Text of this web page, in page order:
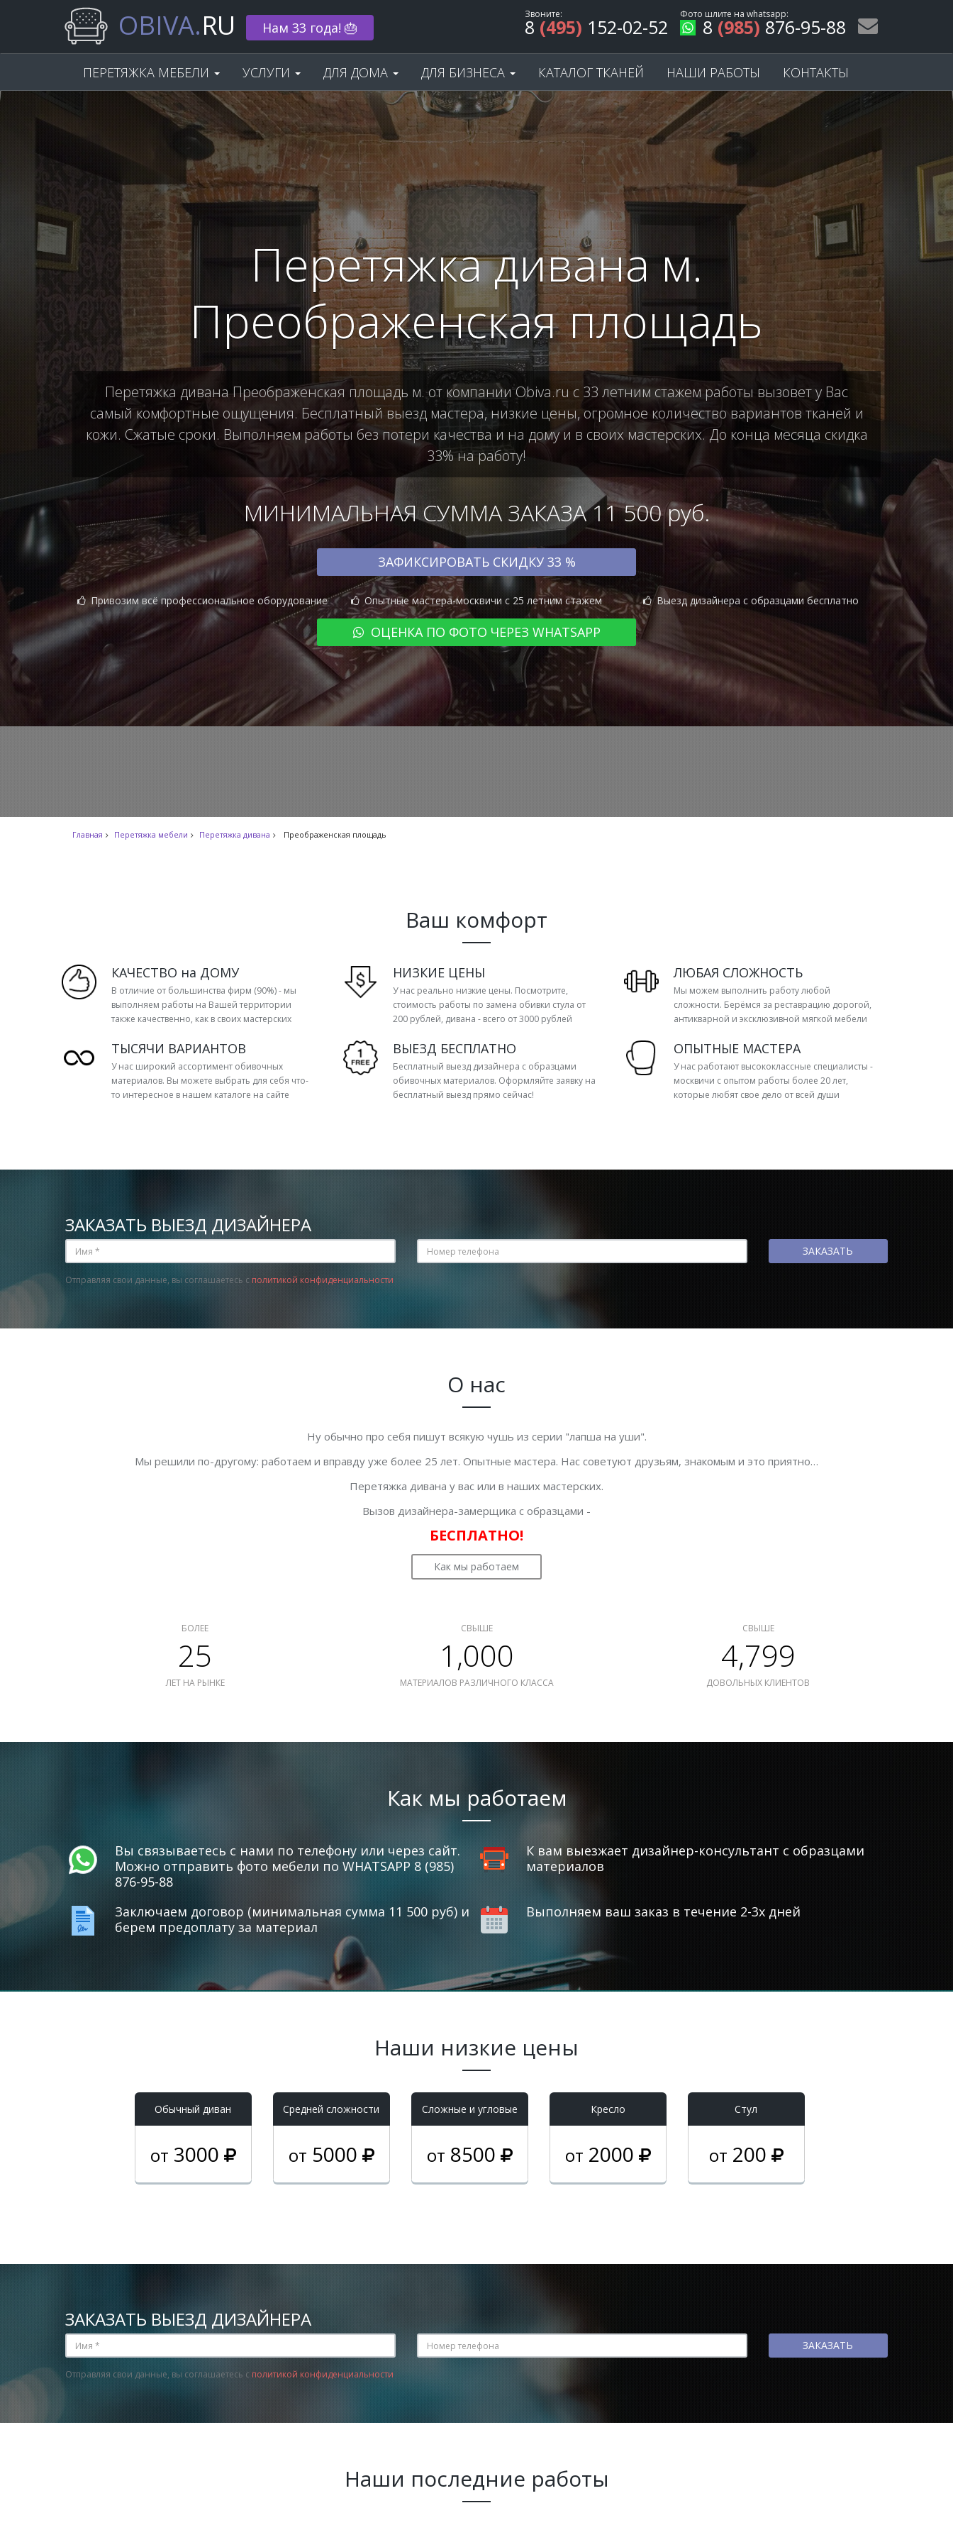
OBIVA.RU 🌟 Скидка 33% 🌟
Звоните:
8 (495) 152-02-52
Фото шлите на whatsapp:
8 (985) 876-95-88
ПЕРЕТЯЖКА МЕБЕЛИ УСЛУГИ ДЛЯ ДОМА ДЛЯ БИЗНЕСА КАТАЛОГ ТКАНЕЙ НАШИ РАБОТЫ КОНТАКТЫ
Перетяжка дивана м.
Преображенская площадь
Перетяжка дивана Преображенская площадь м. от компании Obiva.ru с 33 летним стажем работы вызовет у Вас
самый комфортные ощущения. Бесплатный выезд мастера, низкие цены, огромное количество вариантов тканей и
кожи. Сжатые сроки. Выполняем работы без потери качества и на дому и в своих мастерских. До конца месяца скидка
33% на работу!
МИНИМАЛЬНАЯ СУММА ЗАКАЗА 11 500 руб.
ЗАФИКСИРОВАТЬ СКИДКУ 33 %
Привозим всё профессиональное оборудование Опытные мастера-москвичи с 25 летним стажем Выезд дизайнера с образцами бесплатно
ОЦЕНКА ПО ФОТО ЧЕРЕЗ WHATSAPP
Главная Перетяжка мебели Перетяжка дивана Преображенская площадь
Ваш комфорт
КАЧЕСТВО на ДОМУ
В отличие от большинства фирм (90%) - мы
выполняем работы на Вашей территории
также качественно, как в своих мастерских
НИЗКИЕ ЦЕНЫ
У нас реально низкие цены. Посмотрите,
стоимость работы по замена обивки стула от
200 рублей, дивана - всего от 3000 рублей
ЛЮБАЯ СЛОЖНОСТЬ
Мы можем выполнить работу любой
сложности. Берёмся за реставрацию дорогой,
антикварной и эксклюзивной мягкой мебели
ТЫСЯЧИ ВАРИАНТОВ
У нас широкий ассортимент обивочных
материалов. Вы можете выбрать для себя что-
то интересное в нашем каталоге на сайте
ВЫЕЗД БЕСПЛАТНО
Бесплатный выезд дизайнера с образцами
обивочных материалов. Оформляйте заявку на
бесплатный выезд прямо сейчас!
ОПЫТНЫЕ МАСТЕРА
У нас работают высококлассные специалисты -
москвичи с опытом работы более 20 лет,
которые любят свое дело от всей души
ЗАКАЗАТЬ ВЫЕЗД ДИЗАЙНЕРА
Отправляя свои данные, вы соглашаетесь с политикой конфиденциальности
О нас
Ну обычно про себя пишут всякую чушь из серии "лапша на уши".
Мы решили по-другому: работаем и вправду уже более 25 лет. Опытные мастера. Нас советуют друзьям, знакомым и это приятно…
Перетяжка дивана у вас или в наших мастерских.
Вызов дизайнера-замерщика с образцами -
БЕСПЛАТНО!
Как мы работаем
БОЛЕЕ
25
ЛЕТ НА РЫНКЕ
СВЫШЕ
1,000
МАТЕРИАЛОВ РАЗЛИЧНОГО КЛАССА
СВЫШЕ
4,799
ДОВОЛЬНЫХ КЛИЕНТОВ
Как мы работаем
Вы связываетесь с нами по телефону или через сайт.
Можно отправить фото мебели по WHATSAPP 8 (985)
876-95-88
К вам выезжает дизайнер-консультант с образцами
материалов
Заключаем договор (минимальная сумма 11 500 руб) и
берем предоплату за материал
Выполняем ваш заказ в течение 2-3х дней
Наши низкие цены
Обычный диван
от 3000
Средней сложности
от 5000
Cложные и угловые
от 8500
Кресло
от 2000
Стул
от 200
ЗАКАЗАТЬ ВЫЕЗД ДИЗАЙНЕРА
Отправляя свои данные, вы соглашаетесь с политикой конфиденциальности
Наши последние работы